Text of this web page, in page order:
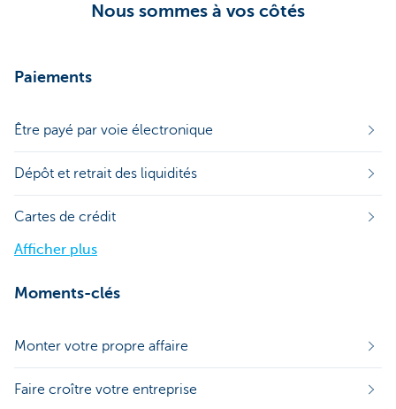
Nous sommes à vos côtés
Paiements
Être payé par voie électronique
Dépôt et retrait des liquidités
Cartes de crédit
Afficher plus
Moments-clés
Monter votre propre affaire
Faire croître votre entreprise